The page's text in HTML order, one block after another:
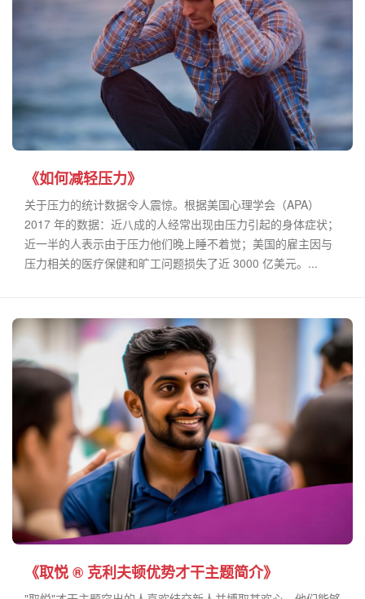
《如何减轻压力》
关于压力的统计数据令人震惊。根据美国心理学会（APA）
2017 年的数据：近八成的人经常出现由压力引起的身体症状；
近一半的人表示由于压力他们晚上睡不着觉；美国的雇主因与
压力相关的医疗保健和旷工问题损失了近 3000 亿美元。...
《取悦 ® 克利夫顿优势才干主题简介》